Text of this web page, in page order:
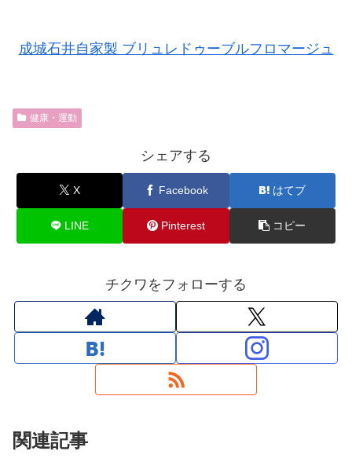
成城石井自家製 ブリュレドゥーブルフロマージュ
健康・運動
シェアする
X Facebook はてブ
LINE Pinterest コピー
チクワをフォローする
関連記事